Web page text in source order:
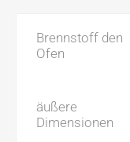
Brennstoff den
Ofen
äußere
Dimensionen